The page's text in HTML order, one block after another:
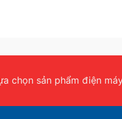
chọn sản phẩm điện